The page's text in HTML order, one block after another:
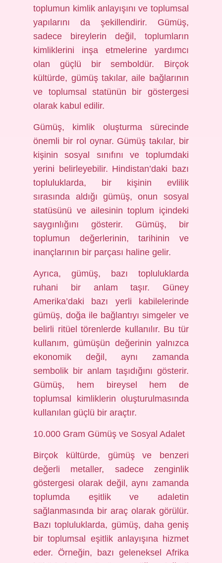
toplumun kimlik anlayışını ve toplumsal
yapılarını da şekillendirir. Gümüş,
sadece bireylerin değil, toplumların
kimliklerini inşa etmelerine yardımcı
olan güçlü bir semboldür. Birçok
kültürde, gümüş takılar, aile bağlarının
ve toplumsal statünün bir göstergesi
olarak kabul edilir.
Gümüş, kimlik oluşturma sürecinde
önemli bir rol oynar. Gümüş takılar, bir
kişinin sosyal sınıfını ve toplumdaki
yerini belirleyebilir. Hindistan’daki bazı
topluluklarda, bir kişinin evlilik
sırasında aldığı gümüş, onun sosyal
statüsünü ve ailesinin toplum içindeki
saygınlığını gösterir. Gümüş, bir
toplumun değerlerinin, tarihinin ve
inançlarının bir parçası haline gelir.
Ayrıca, gümüş, bazı topluluklarda
ruhani bir anlam taşır. Güney
Amerika’daki bazı yerli kabilelerinde
gümüş, doğa ile bağlantıyı simgeler ve
belirli ritüel törenlerde kullanılır. Bu tür
kullanım, gümüşün değerinin yalnızca
ekonomik değil, aynı zamanda
sembolik bir anlam taşıdığını gösterir.
Gümüş, hem bireysel hem de
toplumsal kimliklerin oluşturulmasında
kullanılan güçlü bir araçtır.
10.000 Gram Gümüş ve Sosyal Adalet
Birçok kültürde, gümüş ve benzeri
değerli metaller, sadece zenginlik
göstergesi olarak değil, aynı zamanda
toplumda eşitlik ve adaletin
sağlanmasında bir araç olarak görülür.
Bazı topluluklarda, gümüş, daha geniş
bir toplumsal eşitlik anlayışına hizmet
eder. Örneğin, bazı geleneksel Afrika